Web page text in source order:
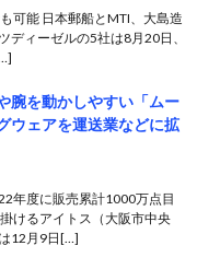
可能 日本郵船とMTI、大島造
ディーゼルの5社は8月20日、
腕を動かしやすい「ムー
ウェアを運送業などに拡
年度に販売累計1000万点目
けるアイトス（大阪市中央
12月9日[…]